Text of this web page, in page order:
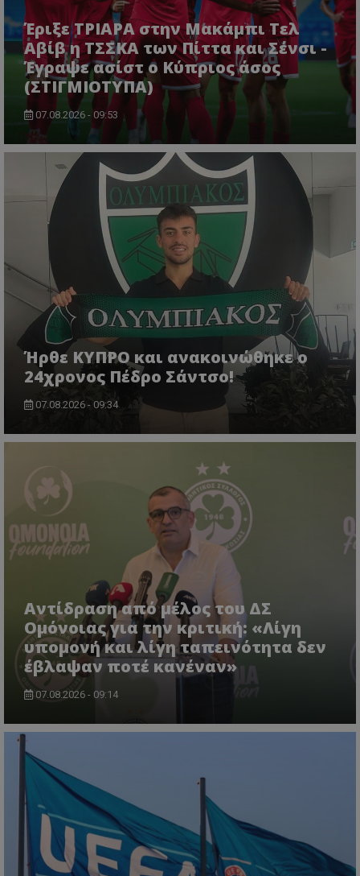
Έριξε ΤΡΙΑΡΑ στην Μακάμπι Τελ
Αβίβ η ΤΣΣΚΑ των Πίττα και Σένσι -
Έγραψε ασίστ ο Κύπριος άσος
(ΣΤΙΓΜΙΟΤΥΠΑ)
07.08.2026 - 09:53
Ήρθε ΚΥΠΡΟ και ανακοινώθηκε ο
24χρονος Πέδρο Σάντσο!
07.08.2026 - 09:34
Αντίδραση από μέλος του ΔΣ
Ομόνοιας για την κριτική: «Λίγη
υπομονή και λίγη ταπεινότητα δεν
έβλαψαν ποτέ κανέναν»
07.08.2026 - 09:14